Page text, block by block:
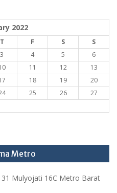
2022
T F S
S
3 4 5
6
11 12
13
18 19
20
25 26
27
Metro
31 Mulyojati 16C Metro Barat